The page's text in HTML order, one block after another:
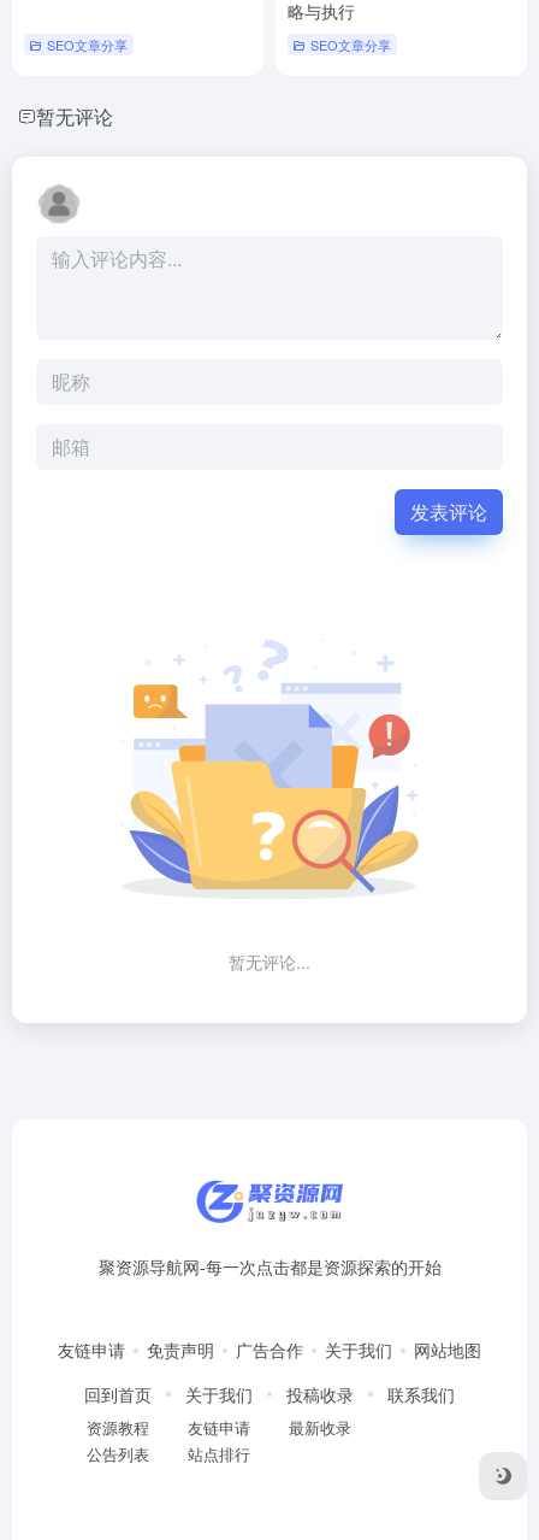
SEO文章分享
略与执行
SEO文章分享
暂无评论
发表评论
暂无评论...
聚资源导航网-每一次点击都是资源探索的开始
友链申请 免责声明 广告合作 关于我们
网站地图
回到首页
资源教程
公告列表
关于我们
友链申请
站点排行
投稿收录
最新收录
联系我们